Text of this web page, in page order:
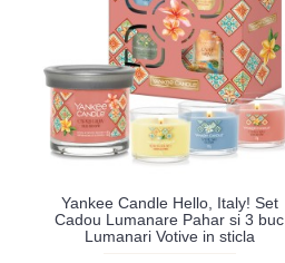
Yankee Candle Hello, Italy! Set
Cadou Lumanare Pahar si 3 buc
Lumanari Votive in sticla